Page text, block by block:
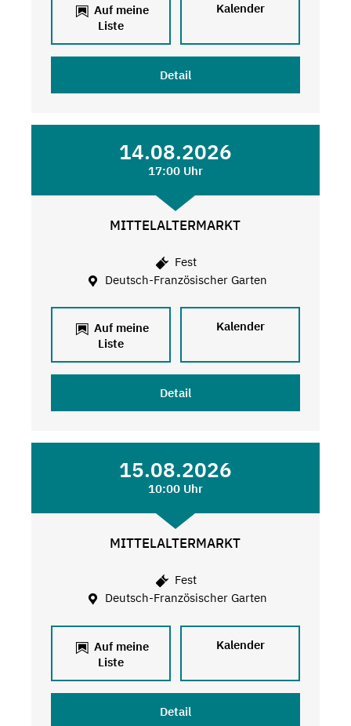
Auf meine
Liste
Kalender
Detail
14.08.2026
17:00 Uhr
MITTELALTERMARKT
Fest
Deutsch-Französischer Garten
Auf meine
Liste
Kalender
Detail
15.08.2026
10:00 Uhr
MITTELALTERMARKT
Fest
Deutsch-Französischer Garten
Auf meine
Liste
Kalender
Detail